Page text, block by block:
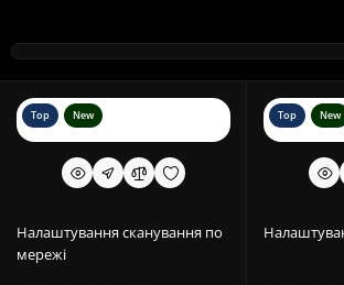
Top New
Налаштування сканування по
мережі
Top New